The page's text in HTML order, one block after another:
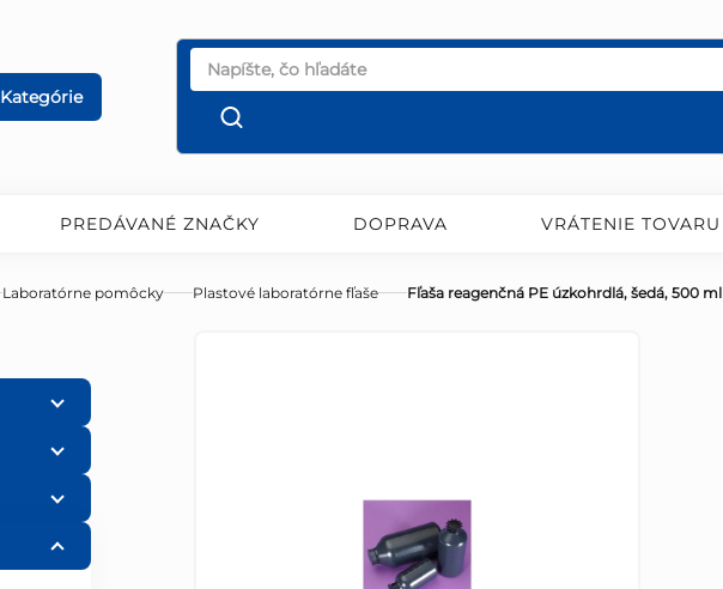
Kategórie
PREDÁVANÉ ZNAČKY DOPRAVA VRÁTENIE TOVARU
Laboratórne pomôcky Plastové laboratórne fľaše Fľaša reagenčná PE úzkohrdlá, šedá, 500 ml